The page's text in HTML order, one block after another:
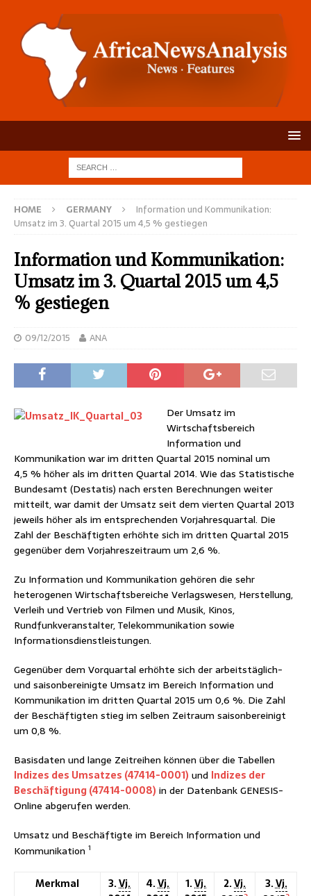
HOME GERMANY
Information und Kommunikation:
Umsatz im 3. Quartal 2015 um 4,5 % gestiegen
Information und Kommunikation:
Umsatz im 3. Quartal 2015 um 4,5
% gestiegen
09/12/2015 ANA
Der Umsatz im
Wirtschaftsbereich
Information und
Kommunikation war im dritten Quartal 2015 nominal um
4,5 % höher als im dritten Quartal 2014. Wie das Statistische
Bundesamt (Destatis) nach ersten Berechnungen weiter
mitteilt, war damit der Umsatz seit dem vierten Quartal 2013
jeweils höher als im entsprechenden Vorjahresquartal. Die
Zahl der Beschäftigten erhöhte sich im dritten Quartal 2015
gegenüber dem Vorjahreszeitraum um 2,6 %.
Zu Information und Kommunikation gehören die sehr
heterogenen Wirtschaftsbereiche Verlagswesen, Herstellung,
Verleih und Vertrieb von Filmen und Musik, Kinos,
Rundfunkveranstalter, Telekommunikation sowie
Informationsdienstleistungen.
Gegenüber dem Vorquartal erhöhte sich der arbeitstäglich-
und saisonbereinigte Umsatz im Bereich Information und
Kommunikation im dritten Quartal 2015 um 0,6 %. Die Zahl
der Beschäftigten stieg im selben Zeitraum saisonbereinigt
um 0,8 %.
Basisdaten und lange Zeitreihen können über die Tabellen
Indizes des Umsatzes (47414-0001) und Indizes der
Beschäftigung (47414-0008) in der Datenbank GENESIS-
Online abgerufen werden.
Umsatz und Beschäftigte im Bereich Information und
Kommunikation 1
Merkmal 3.Vj.
4.Vj.
1.Vj.
2.Vj.
3.Vj.